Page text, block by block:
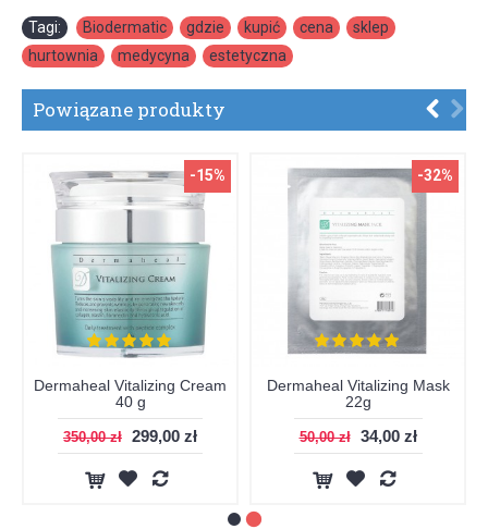
Tagi: Biodermatic gdzie kupić cena sklep
hurtownia
medycyna estetyczna
Powiązane produkty
-15%
Dermaheal Vitalizing Cream
40 g
350,00 zł 299,00 zł
-32%
Dermaheal Vitalizing Mask
22g
50,00 zł 34,00 zł